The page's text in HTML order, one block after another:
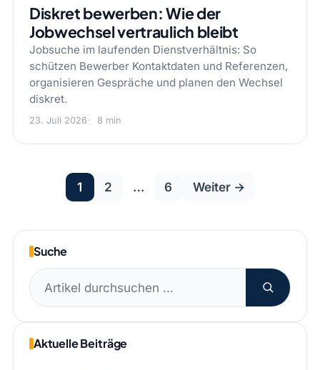
Diskret bewerben: Wie der
Jobwechsel vertraulich bleibt
Jobsuche im laufenden Dienstverhältnis: So
schützen Bewerber Kontaktdaten und Referenzen,
organisieren Gespräche und planen den Wechsel
diskret.
23. Juli 2026 8 min
Beiträge
1 2 … 6 Weiter →
Suche
Suchen
nach:
Aktuelle Beiträge